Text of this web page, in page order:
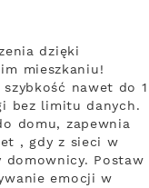
dzięki
mieszkaniu!
nawet do 1
bez limitu danych.
domu, zapewnia
, gdy z sieci w
domownicy. Postaw
emocji w